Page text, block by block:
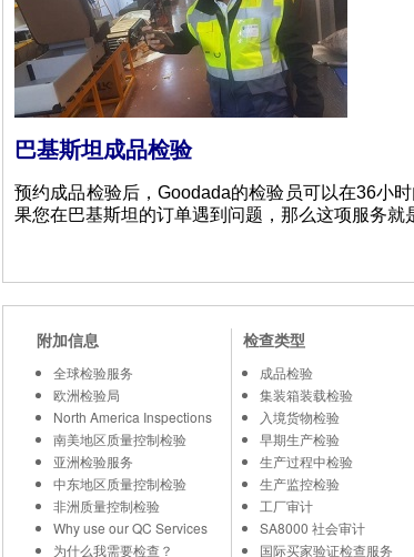
巴基斯坦成品检验
预约成品检验后，Goodada的检验员可以在36小
果您在巴基斯坦的订单遇到问题，那么这项服务就
附加信息
全球检验服务
欧洲检验局
North America Inspections
南美地区质量控制检验
亚洲检验服务
中东地区质量控制检验
非洲质量控制检验
Why use our QC Services
为什么我需要检查？
检查类型
成品检验
集装箱装载检验
入境货物检验
早期生产检验
生产过程中检验
生产监控检验
工厂审计
SA8000 社会审计
国际买家验证检查服务